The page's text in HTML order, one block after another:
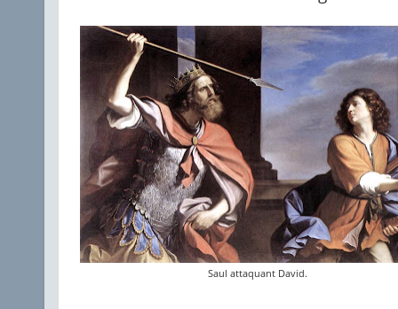
Saul attaquant David.